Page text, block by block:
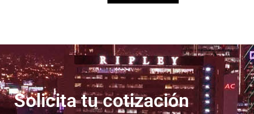
Solicita tu cotización